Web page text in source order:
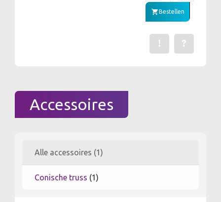
Bestellen
Stel een
?
Een fout gevonden?
!
Accessoires
Alle accessoires (1)
Conische truss (1)